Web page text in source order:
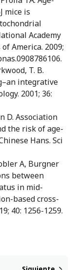
mice is
Academy
America. 2009;
T. B.
integrative
2001; 36:
D. Association
the risk of age-
Hans. Sci
A, Burgner
between
in mid-
based cross-
40: 1256-1259.